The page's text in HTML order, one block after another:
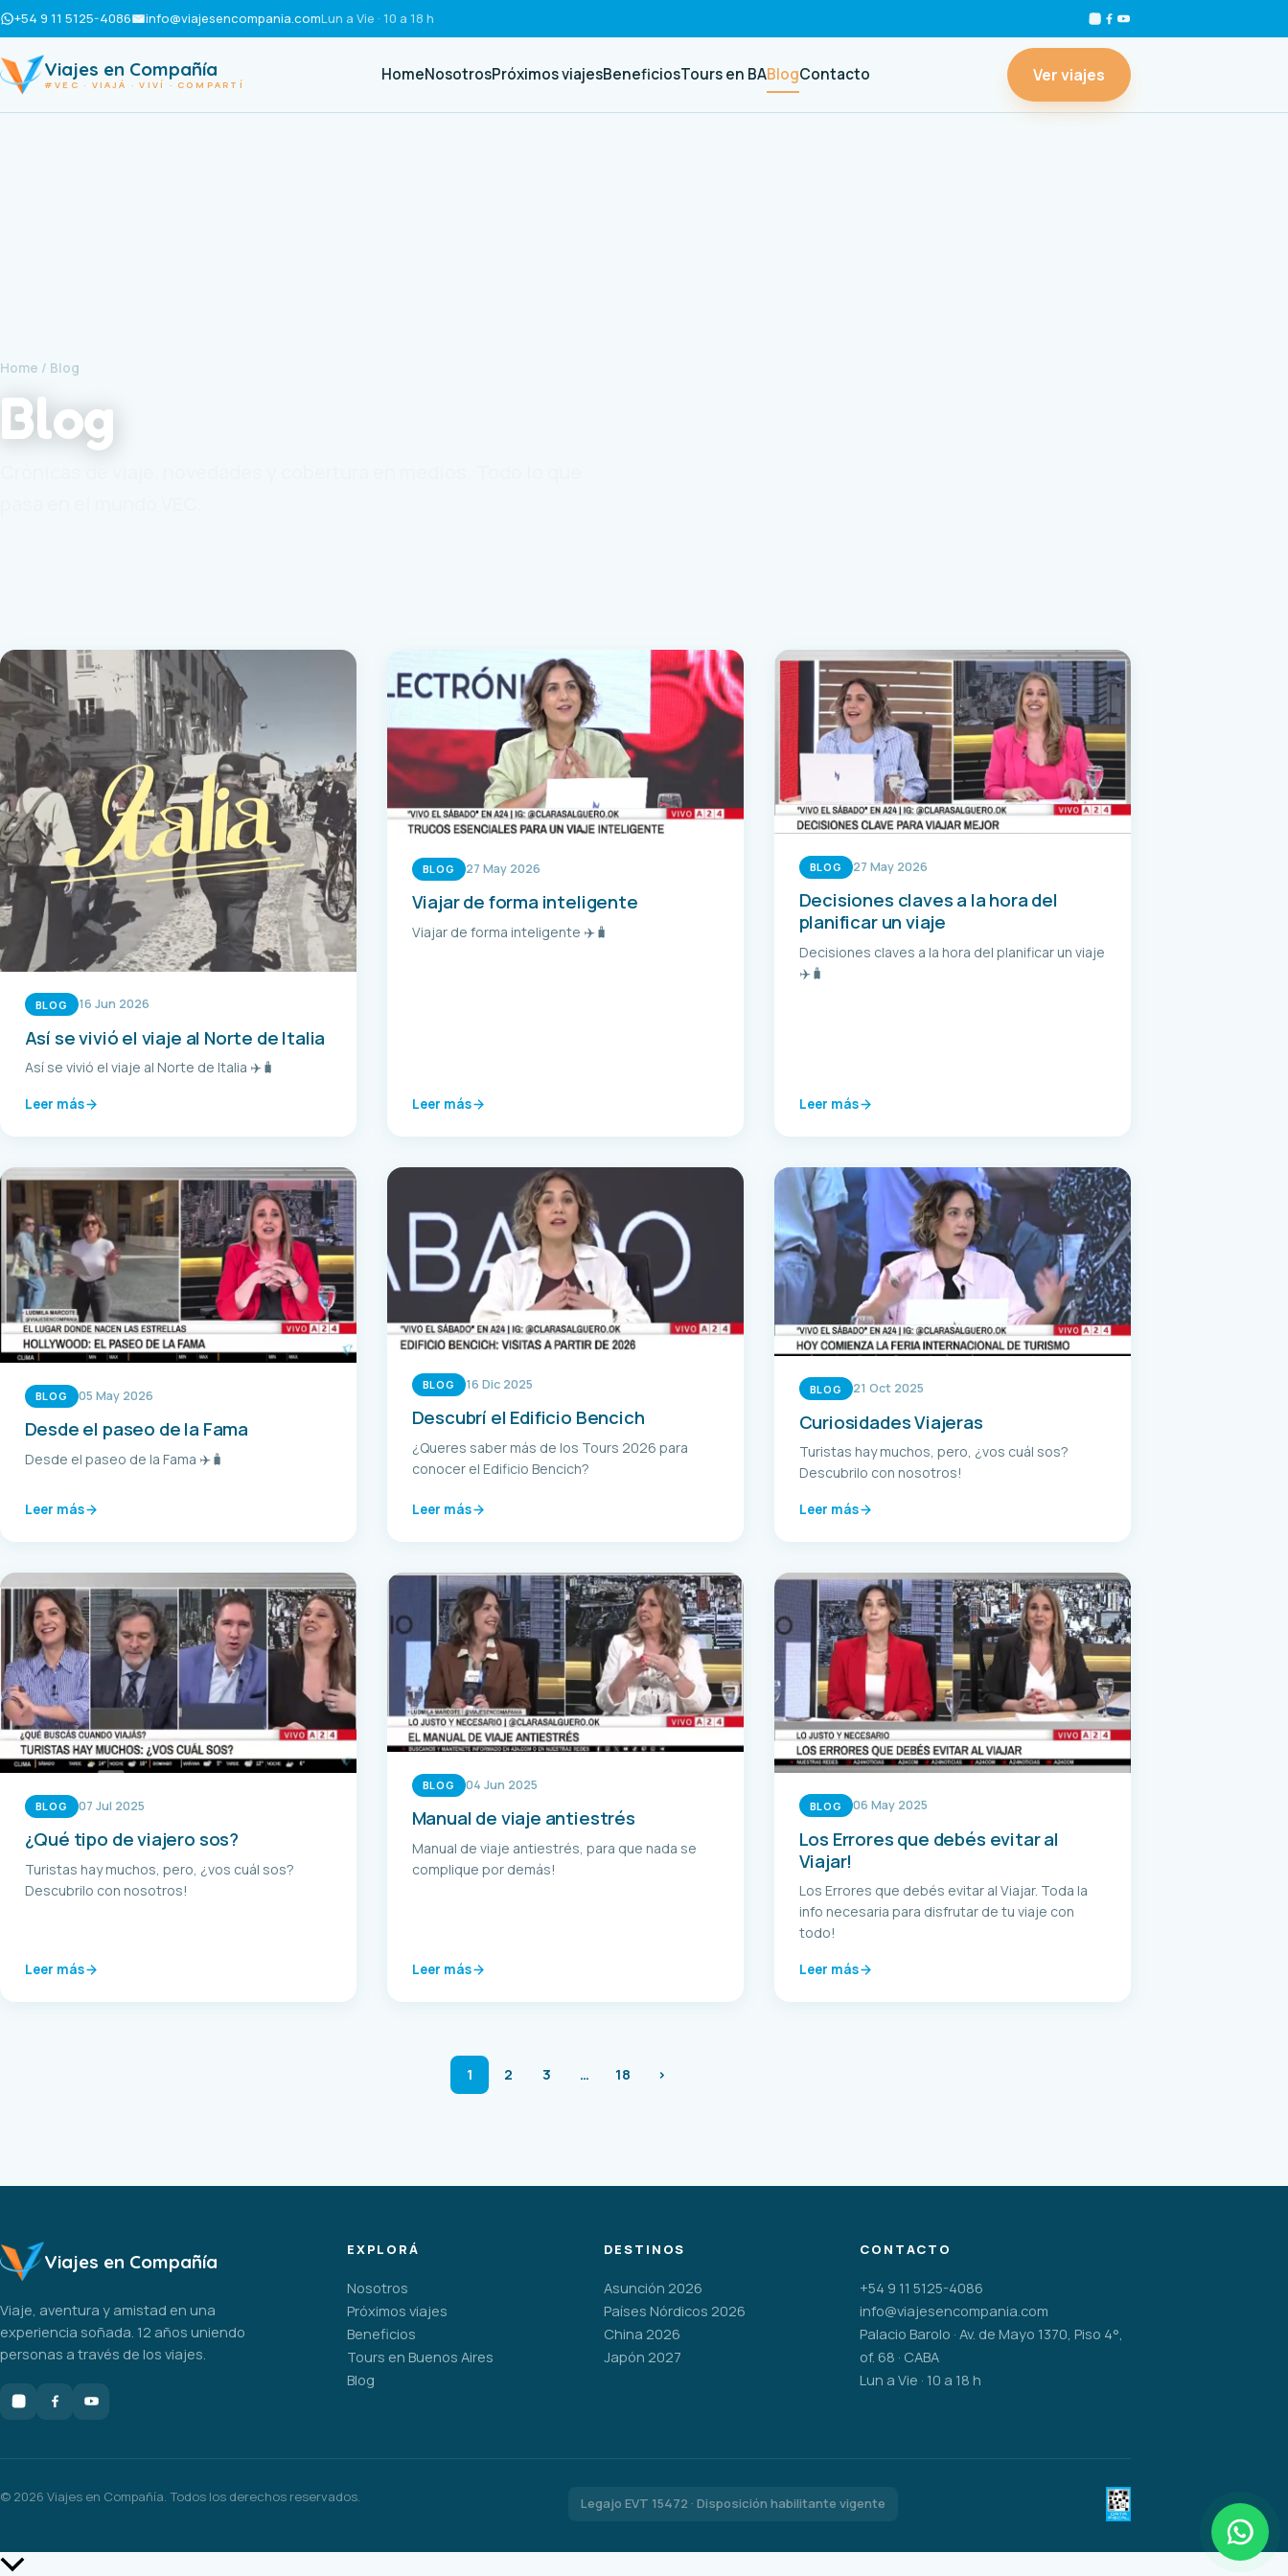
+54 9 11 5125-4086 info@viajesencompania.comLun a Vie · 10 a 18 h
Viajes en Compañía
#VEC · VIAJÁ · VIVÍ · COMPARTÍ HomeNosotrosPróximos viajesBeneficiosTours en BABlogContacto Ver viajes
Home / Blog
Blog
BLOG 16 Jun 2026
Así se vivió el viaje al Norte de Italia
Así se vivió el viaje al Norte de Italia ✈️🧳
Leer más
BLOG 27 May 2026
Viajar de forma inteligente
Viajar de forma inteligente ✈️🧳
Leer más
BLOG 27 May 2026
Decisiones claves a la hora del
planificar un viaje
Decisiones claves a la hora del planificar un viaje
✈️🧳
Leer más
BLOG 05 May 2026
Desde el paseo de la Fama
Desde el paseo de la Fama ✈️🧳
Leer más
BLOG 16 Dic 2025
Descubrí el Edificio Bencich
¿Queres saber más de los Tours 2026 para
conocer el Edificio Bencich?
Leer más
BLOG 21 Oct 2025
Curiosidades Viajeras
Turistas hay muchos, pero, ¿vos cuál sos?
Descubrilo con nosotros!
Leer más
BLOG 07 Jul 2025
¿Qué tipo de viajero sos?
Turistas hay muchos, pero, ¿vos cuál sos?
Descubrilo con nosotros!
Leer más
BLOG 04 Jun 2025
Manual de viaje antiestrés
Manual de viaje antiestrés, para que nada se
complique por demás!
Leer más
BLOG 06 May 2025
Los Errores que debés evitar al
Viajar!
Los Errores que debés evitar al Viajar. Toda la
info necesaria para disfrutar de tu viaje con
todo!
Leer más
1 2 3 … 18 ›
Viajes en Compañía
Viaje, aventura y amistad en una
experiencia soñada. 12 años uniendo
personas a través de los viajes.
EXPLORÁ
Nosotros
Próximos viajes
Beneficios
Tours en Buenos Aires
Blog
DESTINOS
Asunción 2026
Países Nórdicos 2026
China 2026
Japón 2027
CONTACTO
+54 9 11 5125-4086
info@viajesencompania.com
Palacio Barolo · Av. de Mayo 1370, Piso 4°,
of. 68 · CABA
Lun a Vie · 10 a 18 h
© 2026 Viajes en Compañía. Todos los derechos reservados. Legajo EVT 15472 · Disposición habilitante vigente